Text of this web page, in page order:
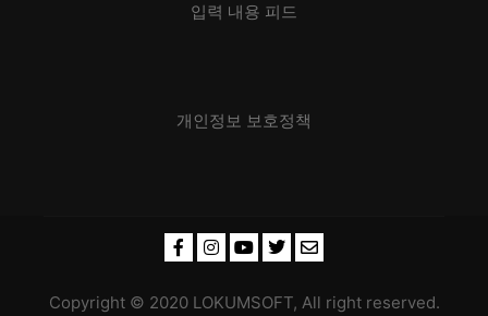
입력 내용 피드
개인정보 보호정책
Copyright © 2020 LOKUMSOFT, All right reserved.